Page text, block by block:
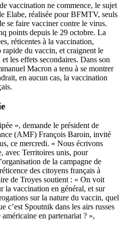
vaccination ne commence, le sujet
Elabe, réalisée pour BFMTV, seuls
se faire vacciner contre le virus.
points depuis le 29 octobre. La
réticentes à la vaccination,
du vaccin, et craignent le
les effets secondaires. Dans son
Macron a tenu à se montrer
en aucun cas, la vaccination
», demande le président de
(AMF) François Baroin, invité
ce mercredi. « Nous écrivons
avec Territoires unis, pour
de la campagne de
des citoyens français à
de Troyes soutient : « On voit
la vaccination en général, et sur
sur la nature du vaccin, quel
c’est Spoutnik dans les airs russes
américaine en partenariat ? »,